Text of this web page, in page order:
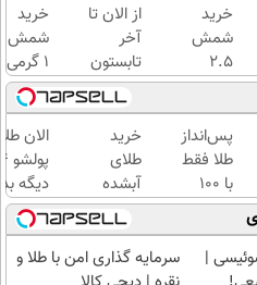
خرید
شمش
2.5
گرمی
از
طلاسی
😍
از الان تا
آخر
تابستون
حداقل
12کیلو
چربی
میسوزونی
🧨
خرید
شمش
1 گرمی
از
طلاسی
پس‌انداز
طلا فقط
با ۱۰۰
هزارتومان
(امن و
راحت)
خرید
طلای
آبشده
حتی با
۱۰۰هزارتومان
الان
دیگه
طلا با
بی‌بهره
|
سرمایه گذاری امن با طلا و